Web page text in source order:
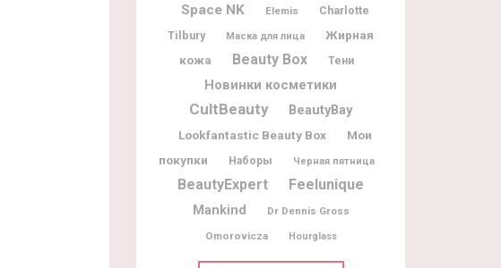
Space NK Elemis
Charlotte
Tilbury
Маска для лица
Жирная
кожа
Beauty Box Тени
Новинки косметики
CultBeauty BeautyBay
Lookfantastic Beauty Box
Мои
покупки
Наборы Черная пятница
BeautyExpert Feelunique
Mankind
Dr Dennis Gross
Omorovicza
Hourglass